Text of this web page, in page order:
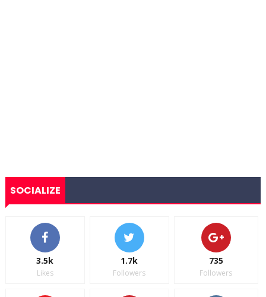
SOCIALIZE
3.5k
Likes
1.7k
Followers
735
Followers